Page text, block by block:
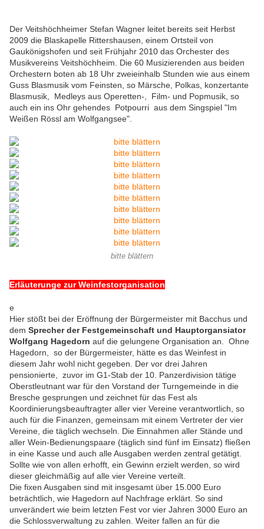
Der Veitshöchheimer Stefan Wagner leitet bereits seit Herbst
2009 die Blaskapelle Rittershausen, einem Ortsteil von
Gaukönigshofen und seit Frühjahr 2010 das Orchester des
Musikvereins Veitshöchheim. Die 60 Musizierenden aus beiden
Orchestern boten ab 18 Uhr zweieinhalb Stunden wie aus einem
Guss Blasmusik vom Feinsten, so Märsche, Polkas, konzertante
Blasmusik, Medleys aus Operetten-, Film- und Popmusik, so
auch ein ins Ohr gehendes Potpourri aus dem Singspiel "Im
Weißen Rössl am Wolfgangsee".
bitte blättern
Erläuterunge zur Weinfestorganisation
e
Hier stößt bei der Eröffnung der Bürgermeister mit Bacchus und
dem Sprecher der Festgemeinschaft und Hauptorgansiator
Wolfgang Hagedorn auf die gelungene Organisation an. Ohne
Hagedorn, so der Bürgermeister, hätte es das Weinfest in
diesem Jahr wohl nicht gegeben. Der vor drei Jahren
pensionierte, zuvor im G1-Stab der 10. Panzerdivision tätige
Oberstleutnant war für den Vorstand der Turngemeinde in die
Bresche gesprungen und zeichnet für das Fest als
Koordinierungsbeauftragter aller vier Vereine verantwortlich, so
auch für die Finanzen, gemeinsam mit einem Vertreter der vier
Vereine, die täglich wechseln. Die Einnahmen aller Stände und
aller Wein-Bedienungspaare (täglich sind fünf im Einsatz) fließen
in eine Kasse und auch alle Ausgaben werden zentral getätigt.
Sollte wie von allen erhofft, ein Gewinn erzielt werden, so wird
dieser gleichmäßig auf alle vier Vereine verteilt.
Die fixen Ausgaben sind mit insgesamt über 15.000 Euro
beträchtlich, wie Hagedorn auf Nachfrage erklärt. So sind
unverändert wie beim letzten Fest vor vier Jahren 3000 Euro an
die Schlossverwaltung zu zahlen. Weiter fallen an für die